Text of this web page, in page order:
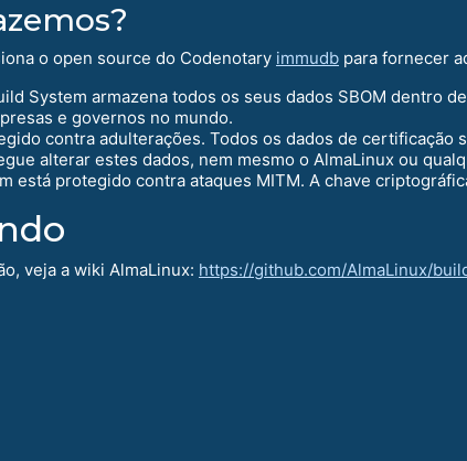
o open source do Codenotary immudb para fornecer
System armazena todos os seus dados SBOM dentro
e governos no mundo.
contra adulterações. Todos os dados de
alterar estes dados, nem mesmo o AlmaLinux ou
está protegido contra ataques MITM. A chave
veja a wiki AlmaLinux: https://github.com/AlmaLinux/